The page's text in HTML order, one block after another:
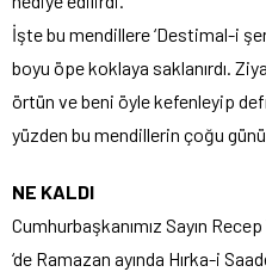
İşte bu mendillere ‘Destimal-i
boyu öpe koklaya saklanırdı.
örtün ve beni öyle kefenleyip
yüzden bu mendillerin çoğu
NE KALDI
Cumhurbaşkanımız Sayın
‘de Ramazan ayında Hırka-i